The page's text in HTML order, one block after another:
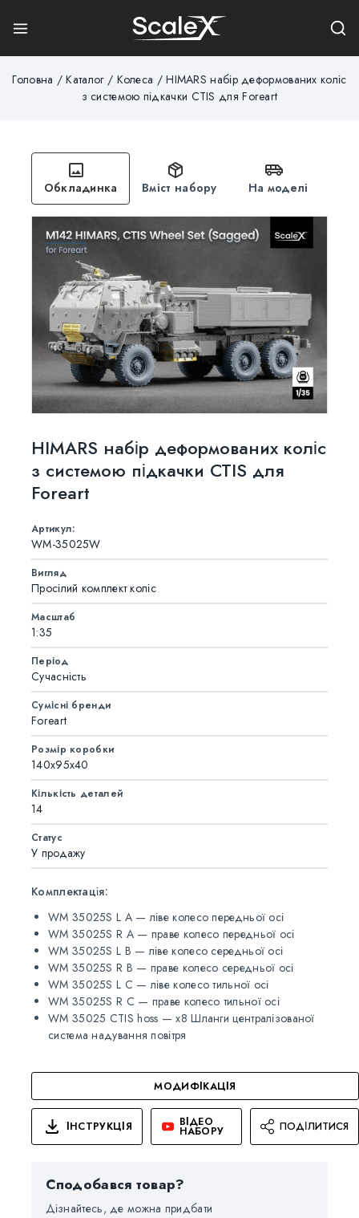
Головна / Каталог / Колеса / HIMARS набір деформованих коліс
з системою підкачки CTIS для Foreart
Обкладинка Вміст набору На моделі
HIMARS набір деформованих коліс
з системою підкачки CTIS для
Foreart
Артикул:
WM-35025W
Вигляд
Просілий комплект коліс
Масштаб
1:35
Період
Сучасність
Сумісні бренди
Foreart
Розмір коробки
140x95x40
Кількість деталей
14
Статус
У продажу
Комплектація:
WM 35025S L A — ліве колесо передньої осі
WM 35025S R A — праве колесо передньої осі
WM 35025S L B — ліве колесо середньої осі
WM 35025S R B — праве колесо середньої осі
WM 35025S L C — ліве колесо тильної осі
WM 35025S R C — праве колесо тильної осі
WM 35025 CTIS hoss — x8 Шланги централізованої
система надування повітря
МОДИФІКАЦІЯ
ІНСТРУКЦІЯ ВІДЕО
НАБОРУ ПОДІЛИТИСЯ
Сподобався товар?
Дізнайтесь, де можна придбати